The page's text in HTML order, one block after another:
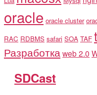
oracle oracle cluster
RAC RDBMS safari SOA TAF
Разработкаweb 2.0
SDCast